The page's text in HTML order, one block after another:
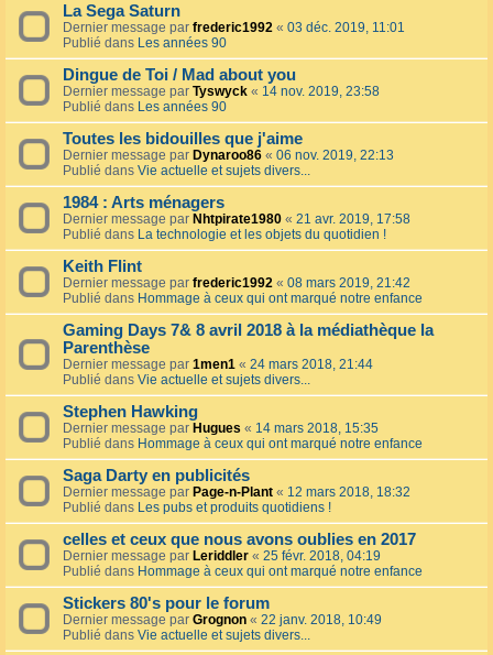
La Sega Saturn
Dernier message par frederic1992 « 03 déc. 2019, 11:01
Publié dans Les années 90
Dingue de Toi / Mad about you
Dernier message par Tyswyck « 14 nov. 2019, 23:58
Publié dans Les années 90
Toutes les bidouilles que j'aime
Dernier message par Dynaroo86 « 06 nov. 2019, 22:13
Publié dans Vie actuelle et sujets divers...
1984 : Arts ménagers
Dernier message par Nhtpirate1980 « 21 avr. 2019, 17:58
Publié dans La technologie et les objets du quotidien !
Keith Flint
Dernier message par frederic1992 « 08 mars 2019, 21:42
Publié dans Hommage à ceux qui ont marqué notre enfance
Gaming Days 7& 8 avril 2018 à la médiathèque la
Parenthèse
Dernier message par 1men1 « 24 mars 2018, 21:44
Publié dans Vie actuelle et sujets divers...
Stephen Hawking
Dernier message par Hugues « 14 mars 2018, 15:35
Publié dans Hommage à ceux qui ont marqué notre enfance
Saga Darty en publicités
Dernier message par Page-n-Plant « 12 mars 2018, 18:32
Publié dans Les pubs et produits quotidiens !
celles et ceux que nous avons oublies en 2017
Dernier message par Leriddler « 25 févr. 2018, 04:19
Publié dans Hommage à ceux qui ont marqué notre enfance
Stickers 80's pour le forum
Dernier message par Grognon « 22 janv. 2018, 10:49
Publié dans Vie actuelle et sujets divers...